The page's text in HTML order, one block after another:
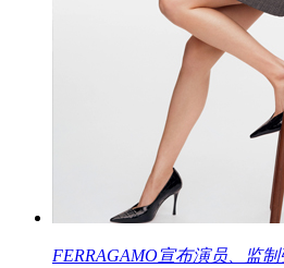
FERRAGAMO宣布演员、监